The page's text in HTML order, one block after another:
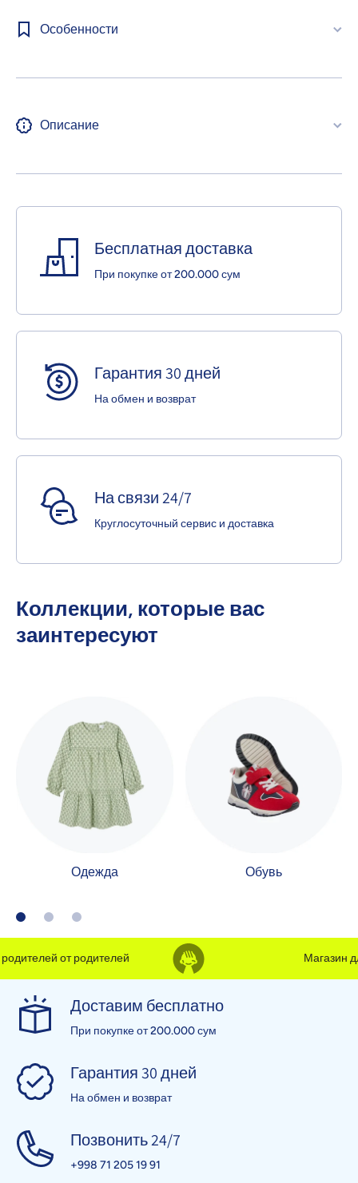
Особенности
Описание
Бесплатная доставка
При покупке от 200.000 сум
Гарантия 30 дней
На обмен и возврат
На связи 24/7
Круглосуточный сервис и доставка
Коллекции, которые вас
заинтересуют
Одежда Обувь
от родителей Магазин
Доставим бесплатно
При покупке от 200.000 сум
Гарантия 30 дней
На обмен и возврат
Позвонить 24/7
+998 71 205 19 91